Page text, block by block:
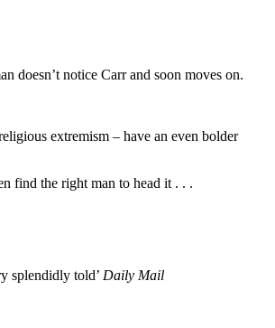
doesn’t notice Carr and soon moves on.
extremism – have an even bolder
find the right man to head it . . .
splendidly told’ Daily Mail